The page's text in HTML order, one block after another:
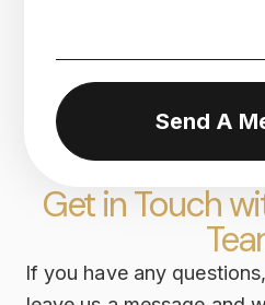
Get in Touch
If you have any
Send A